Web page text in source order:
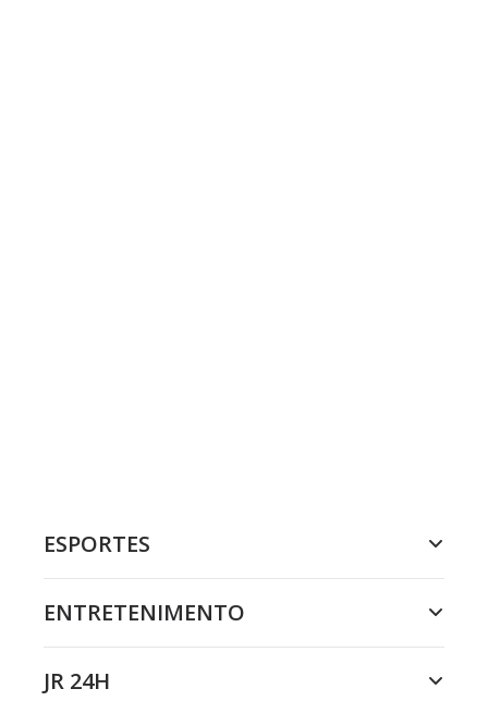
ESPORTES
ENTRETENIMENTO
JR 24H